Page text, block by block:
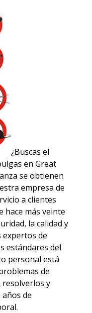
¿Buscas el
en Great
se obtienen
empresa de
a clientes
hace más veinte
la calidad y
expertos de
estándares del
personal está
de
y
de